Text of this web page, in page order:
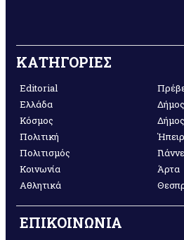
ΚΑΤΗΓΟΡΙΕΣ
Editorial
Ελλάδα
Κόσμος
Πολιτική
Πολιτισμός
Κοινωνία
Αθλητικά
Άρτα
ΕΠΙΚΟΙΝΩΝΙΑ